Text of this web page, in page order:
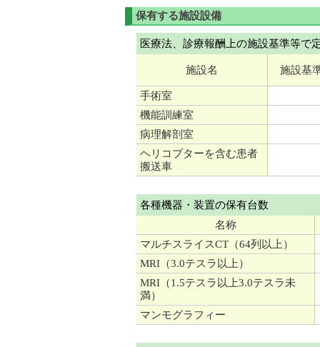
保有する施設設備
医療法、診療報酬上の施設基準等で
施設名 施設基
手術室
機能訓練室
病理解剖室
ヘリコプターを含む患者
搬送車
各種機器・装置の保有台数
名称
マルチスライスCT（64列以上）
MRI（3.0テスラ以上）
MRI（1.5テスラ以上3.0テスラ未
満）
マンモグラフィー